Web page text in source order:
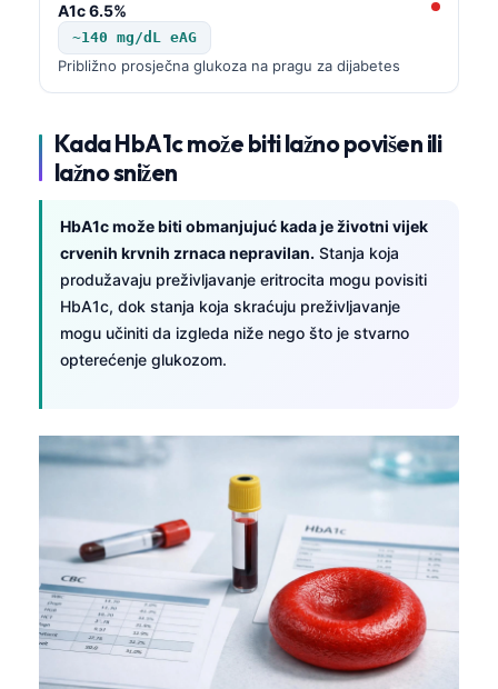
A1c 6.5%
~140 mg/dL eAG
Približno prosječna glukoza na pragu za dijabetes
Kada HbA1c može biti lažno povišen ili
lažno snižen
HbA1c može biti obmanjujuć kada je životni vijek
crvenih krvnih zrnaca nepravilan. Stanja koja
produžavaju preživljavanje eritrocita mogu povisiti
HbA1c, dok stanja koja skraćuju preživljavanje
mogu učiniti da izgleda niže nego što je stvarno
opterećenje glukozom.
ગુજરાતી
ಕನ್ನಡ
മലയാളം
Bahasa Melayu
Tiếng Việt
ไทย
Kiswahili
አማርኛ
Українська
O‘zbekcha
Қазақ тілі
Hrvatski
Slovenčina
كوردی‎